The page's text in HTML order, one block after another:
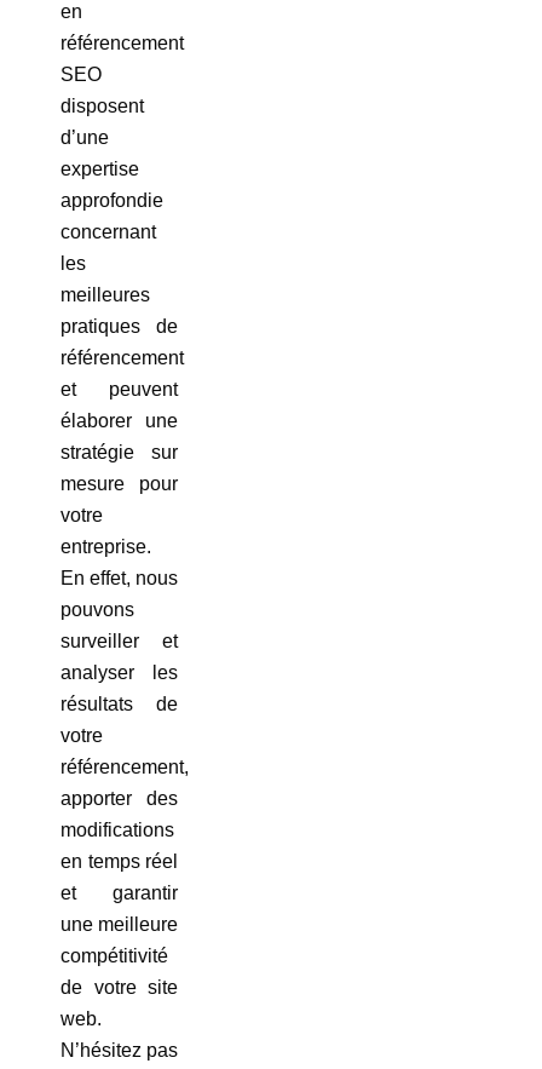
en
référencement
SEO
disposent
d’une
expertise
approfondie
concernant
les
meilleures
pratiques de
référencement
et peuvent
élaborer une
stratégie sur
mesure pour
votre
entreprise.
En effet, nous
pouvons
surveiller et
analyser les
résultats de
votre
référencement,
apporter des
modifications
en temps réel
et garantir
une meilleure
compétitivité
de votre site
web.
N’hésitez pas